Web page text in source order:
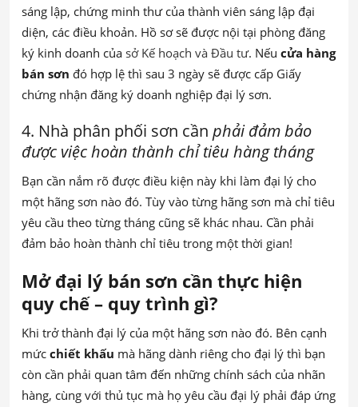
sáng lập, chứng minh thư của thành viên sáng lập đại
diện, các điều khoản. Hồ sơ sẽ được nội tại phòng đăng
ký kinh doanh của sở Kế hoạch và Đầu tư. Nếu cửa hàng
bán sơn đó hợp lệ thì sau 3 ngày sẽ được cấp Giấy
chứng nhận đăng ký doanh nghiệp đại lý sơn.
4. Nhà phân phối sơn cần phải đảm bảo
được việc hoàn thành chỉ tiêu hàng tháng
Bạn cần nắm rõ được điều kiện này khi làm đại lý cho
một hãng sơn nào đó. Tùy vào từng hãng sơn mà chỉ tiêu
yêu cầu theo từng tháng cũng sẽ khác nhau. Cần phải
đảm bảo hoàn thành chỉ tiêu trong một thời gian!
Mở đại lý bán sơn cần thực hiện
quy chế – quy trình gì?
Khi trở thành đại lý của một hãng sơn nào đó. Bên cạnh
mức chiết khấu mà hãng dành riêng cho đại lý thì bạn
còn cần phải quan tâm đến những chính sách của nhãn
hàng, cùng với thủ tục mà họ yêu cầu đại lý phải đáp ứng